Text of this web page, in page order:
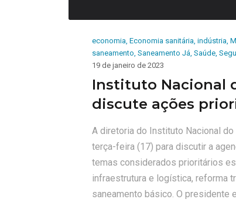
economia, Economia sanitária, indústria,
saneamento, Saneamento Já, Saúde,
19 de janeiro de 2023
Instituto Nacional
discute ações
A diretoria do Instituto Nacional
terça-feira (17) para discutir a
temas considerados prioritários
infraestrutura e logística, reforma
saneamento básico. O presidente